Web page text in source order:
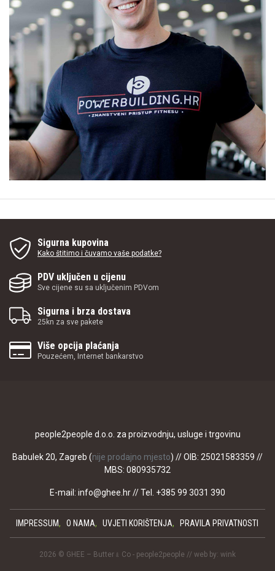
Sigurna kupovina
Kako štitimo i čuvamo vaše podatke?
PDV uključen u cijenu
Sve cijene su sa uključenim PDVom
Sigurna i brza dostava
25kn za sve pakete
Više opcija plaćanja
Pouzećem, Internet bankarstvo
people2people d.o.o. za proizvodnju, usluge i trgovinu
Babulek 20, Zagreb (nije prodajno mjesto) // OIB: 25021583359 //
MBS: 080935732
E-mail: info@ghee.hr// Tel. +385 99 3031 390
IMPRESSUM O NAMA UVJETI KORIŠTENJA PRAVILA PRIVATNOSTI
2026 © GHEE – Butter﹠Co - people2people // web by: wink